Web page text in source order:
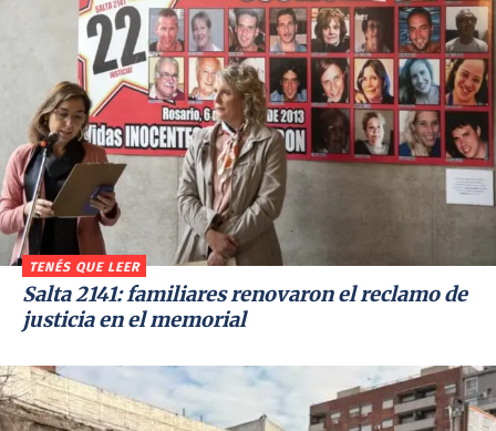
TENÉS QUE LEER
Salta 2141: familiares renovaron el reclamo de
justicia en el memorial